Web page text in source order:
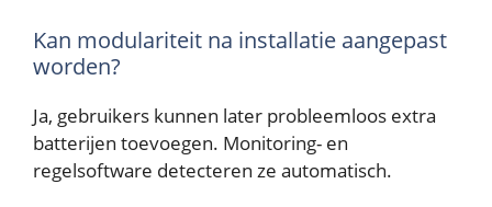
Kan modulariteit na installatie aangepast
worden?
Ja, gebruikers kunnen later probleemloos extra
batterijen toevoegen. Monitoring- en
regelsoftware detecteren ze automatisch.